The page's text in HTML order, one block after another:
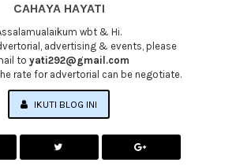
CAHAYA HAYATI
wbt & Hi.
advertising & events, please
to yati292@gmail.com
rate for advertorial can be negotiate.
IKUTI BLOG INI